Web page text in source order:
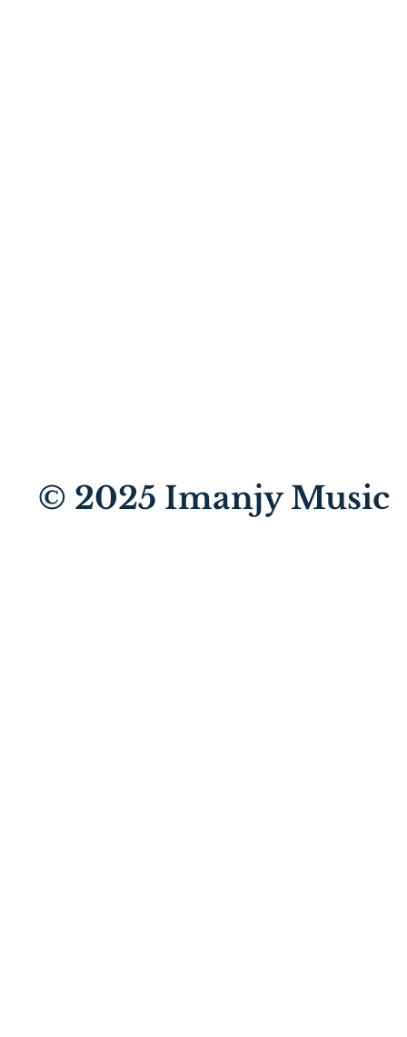
© 2025 Imanjy Music